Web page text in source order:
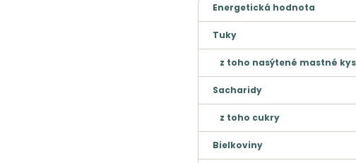
Energetická hodnota
Tuky
z toho nasýtené mastné
Sacharidy
z toho cukry
Bielkoviny